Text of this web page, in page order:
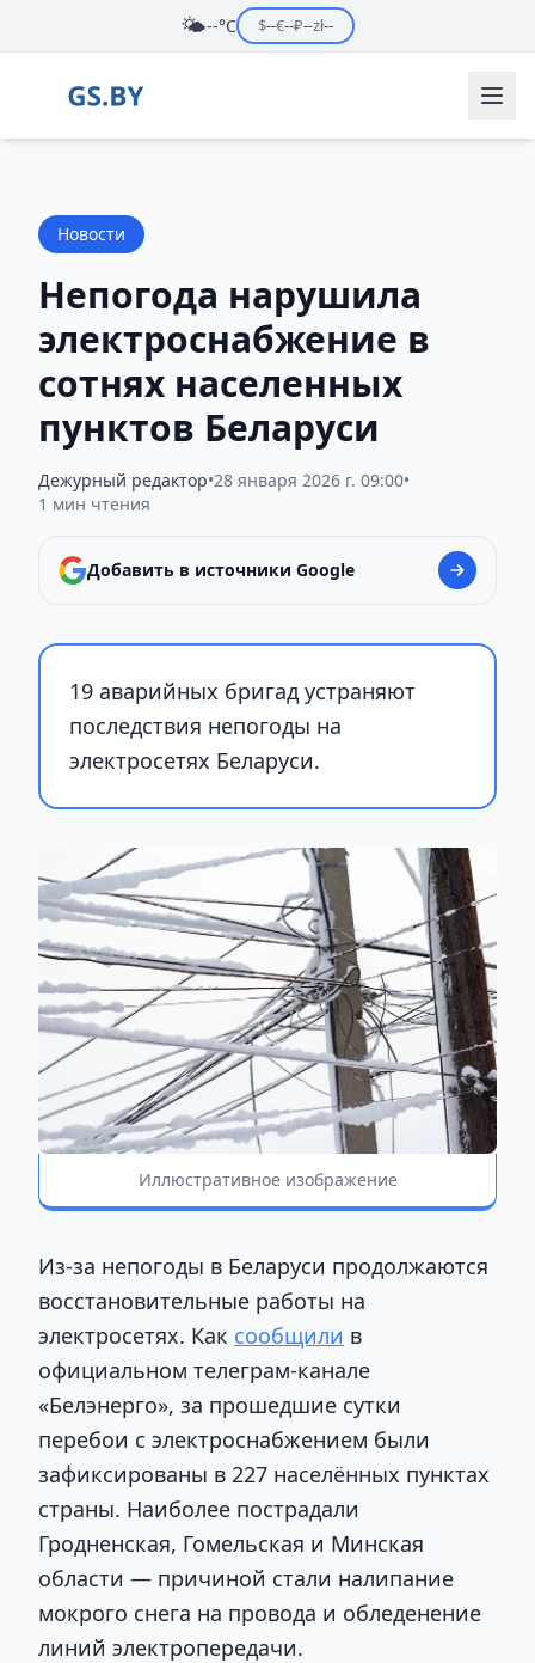
🌤️--°C $--€--₽--zł--
Новости
Непогода нарушила
электроснабжение в
сотнях населенных
пунктов Беларуси
Дежурный редактор•28 января 2026 г. 09:00•
1 мин чтения
Добавить в источники Google
19 аварийных бригад устраняют
последствия непогоды на
электросетях Беларуси.
Иллюстративное изображение
Из-за непогоды в Беларуси продолжаются
восстановительные работы на
электросетях. Как сообщили в
официальном телеграм-канале
«Белэнерго», за прошедшие сутки
перебои с электроснабжением были
зафиксированы в 227 населённых пунктах
страны. Наиболее пострадали
Гродненская, Гомельская и Минская
области — причиной стали налипание
мокрого снега на провода и обледенение
линий электропередачи.